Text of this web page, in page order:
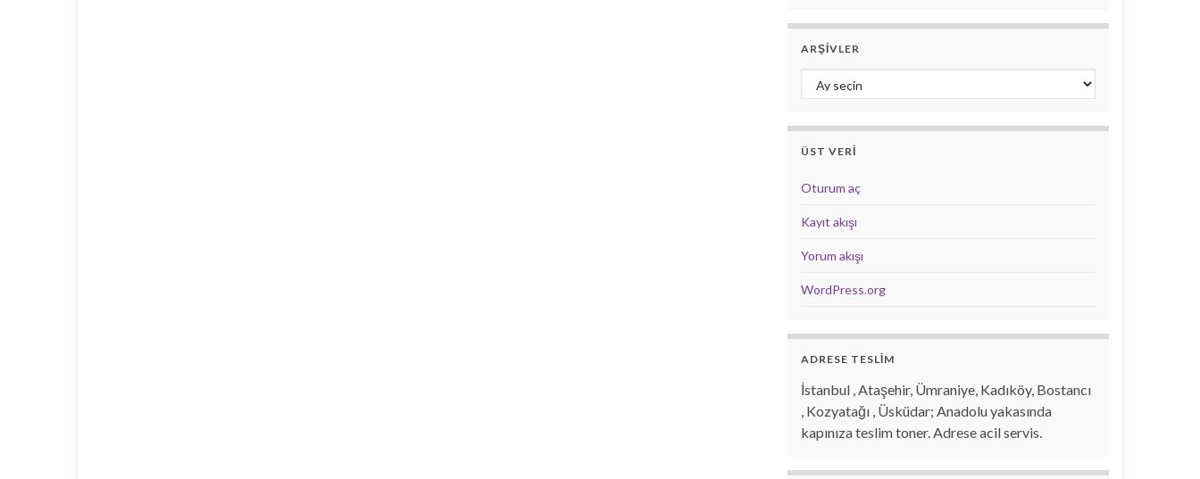
ARŞIVLER
Arşivler
ÜST VERI
Oturum aç
Kayıt akışı
Yorum akışı
WordPress.org
ADRESE TESLİM
İstanbul , Ataşehir, Ümraniye, Kadıköy, Bostancı
, Kozyatağı , Üsküdar; Anadolu yakasında
kapınıza teslim toner. Adrese acil servis.